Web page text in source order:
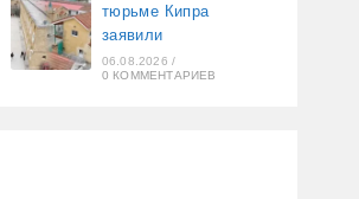
тюрьме Кипра
заявили
06.08.2026 /
0 КОММЕНТАРИЕВ